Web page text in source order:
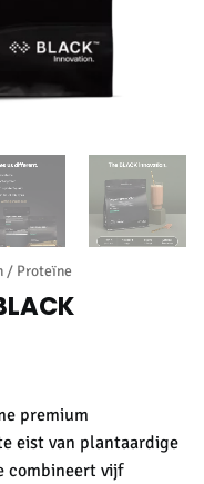
/ Proteïne
premium
eist van plantaardige
combineert vijf